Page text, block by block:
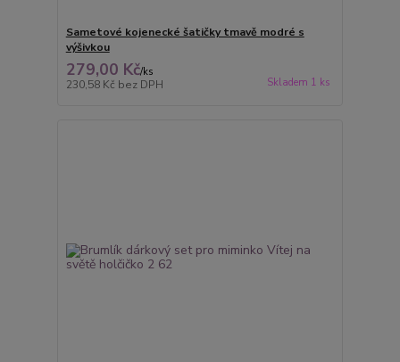
Sametové kojenecké šatičky tmavě modré s
výšivkou
279,00 Kč/ks
230,58 Kč bez DPH Skladem 1 ks